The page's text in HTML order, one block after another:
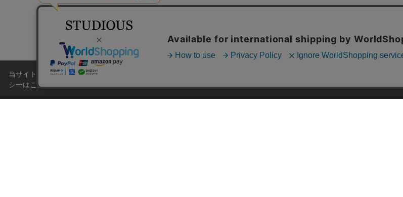
当サイトはクッキー(cookie)を使用します。クッキーはサイト内の一部の機能および、サイトの使用状況の分析からマーケ
シーはこちら